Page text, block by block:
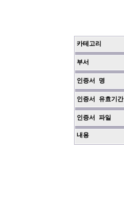
카테고리
부서
인증서 명
인증서 유효기간
인증서 파일
내용